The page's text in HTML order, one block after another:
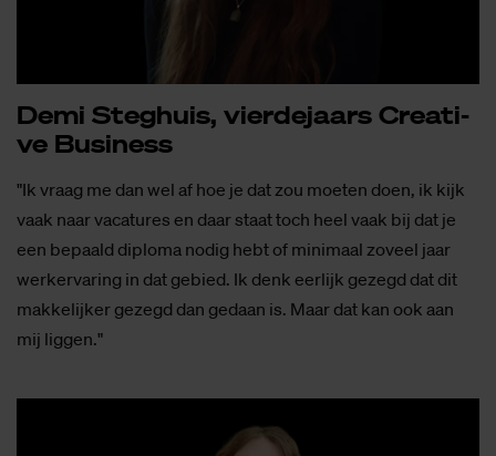
Demi Steg­huis, vier­de­jaars Cre­a­ti­
ve Bu­si­ness
"Ik vraag me dan wel af hoe je dat zou moeten doen, ik kijk
vaak naar vacatures en daar staat toch heel vaak bij dat je
een bepaald diploma nodig hebt of minimaal zoveel jaar
werkervaring in dat gebied. Ik denk eerlijk gezegd dat dit
makkelijker gezegd dan gedaan is. Maar dat kan ook aan
mij liggen."